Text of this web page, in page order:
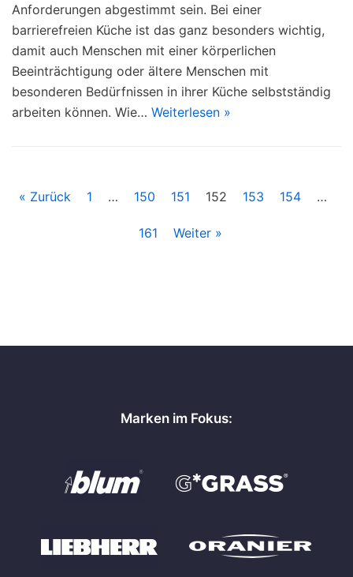
Anforderungen abgestimmt sein. Bei einer
barrierefreien Küche ist das ganz besonders wichtig,
damit auch Menschen mit einer körperlichen
Beeinträchtigung oder ältere Menschen mit
besonderen Bedürfnissen in ihrer Küche selbstständig
arbeiten können. Wie… Weiterlesen »
« Zurück 1 … 150 151 152 153 154 …
161 Weiter »
Marken im Fokus: